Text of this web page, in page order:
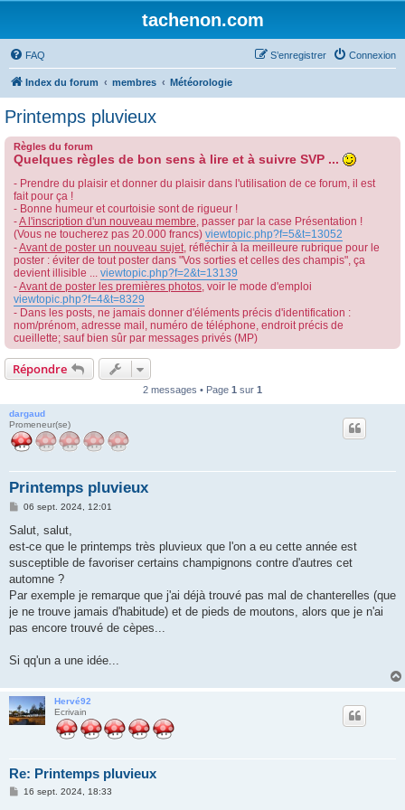
tachenon.com
FAQ Connexion
S’enregistrer
Index du forum membres Météorologie
Printemps pluvieux
Règles du forum
Quelques règles de bon sens à lire et à suivre SVP ...
- Prendre du plaisir et donner du plaisir dans l'utilisation de ce forum, il est
fait pour ça !
- Bonne humeur et courtoisie sont de rigueur !
-A l'inscription d'un nouveau membre, passer par la case Présentation !
(Vous ne toucherez pas 20.000 francs) viewtopic.php?f=5&t=13052
-Avant de poster un nouveau sujet, réfléchir à la meilleure rubrique pour le
poster : éviter de tout poster dans "Vos sorties et celles des champis", ça
devient illisible ... viewtopic.php?f=2&t=13139
-Avant de poster les premières photos, voir le mode d'emploi
viewtopic.php?f=4&t=8329
- Dans les posts, ne jamais donner d'éléments précis d'identification :
nom/prénom, adresse mail, numéro de téléphone, endroit précis de
cueillette; sauf bien sûr par messages privés (MP)
Répondre
2 messages • Page 1 sur 1
dargaud
Promeneur(se)
Printemps pluvieux
M
s
a
g
06 sept. 2024, 12:01
Salut, salut,
est-ce que le printemps très pluvieux que l'on a eu cette année est
susceptible de favoriser certains champignons contre d'autres cet
automne ?
Par exemple je remarque que j'ai déjà trouvé pas mal de chanterelles (que
je ne trouve jamais d'habitude) et de pieds de moutons, alors que je n'ai
pas encore trouvé de cèpes...
Si qq'un a une idée...
Hervé92
Ecrivain
Re: Printemps pluvieux
M16 sept. 2024, 18:33